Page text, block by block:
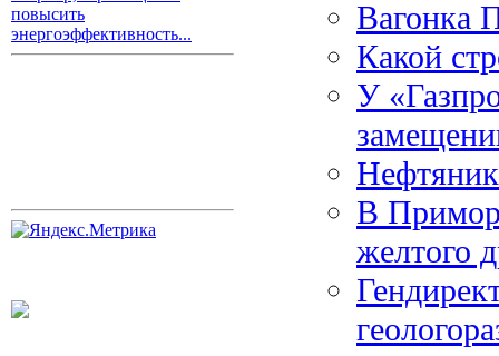
повысить
энергоэффективность...
Вагонка
Какой
У
В
желтого